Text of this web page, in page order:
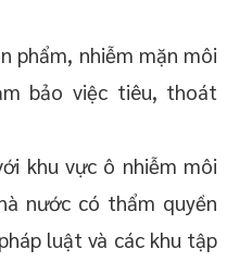
phẩm, nhiễm mặn môi
bảo việc tiêu, thoát
khu vực ô nhiễm môi
nước có thẩm quyền
luật và các khu tập